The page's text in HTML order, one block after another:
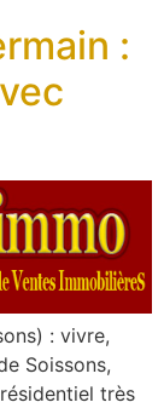
:
: vivre,
Soissons,
très